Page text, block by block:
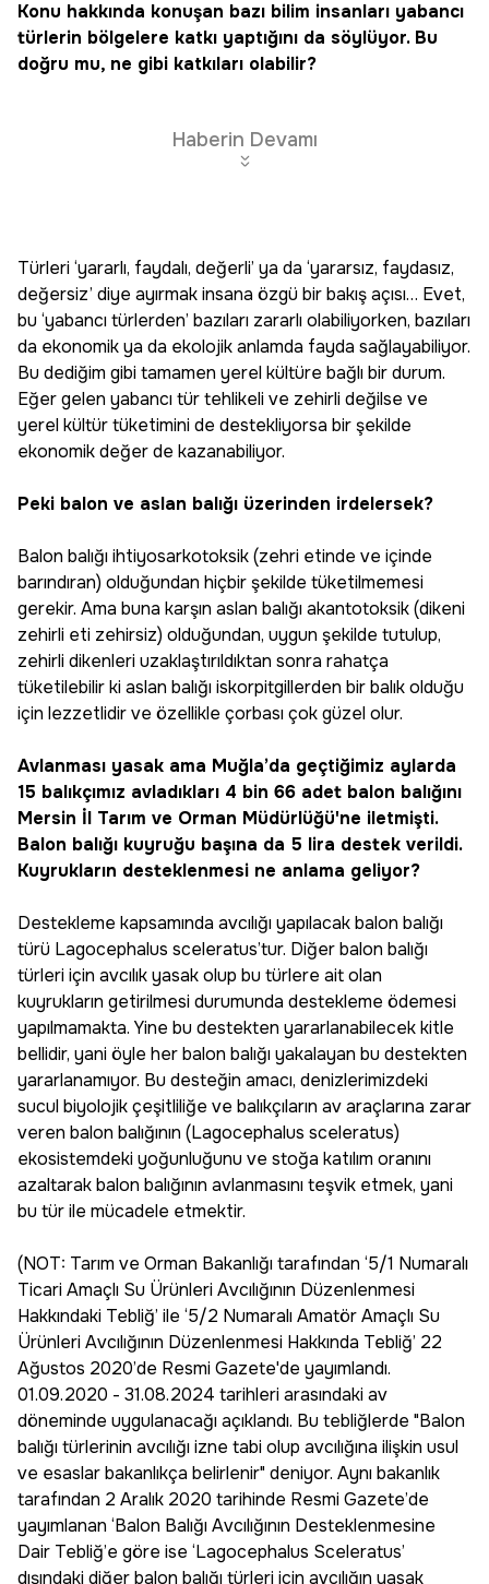
Konu hakkında konuşan bazı bilim insanları yabancı
türlerin bölgelere katkı yaptığını da söylüyor. Bu
doğru mu, ne gibi katkıları olabilir?
Haberin Devamı
Türleri ‘yararlı, faydalı, değerli’ ya da ‘yararsız, faydasız,
değersiz’ diye ayırmak insana özgü bir bakış açısı… Evet,
bu ‘yabancı türlerden’ bazıları zararlı olabiliyorken, bazıları
da ekonomik ya da ekolojik anlamda fayda sağlayabiliyor.
Bu dediğim gibi tamamen yerel kültüre bağlı bir durum.
Eğer gelen yabancı tür tehlikeli ve zehirli değilse ve
yerel kültür tüketimini de destekliyorsa bir şekilde
ekonomik değer de kazanabiliyor.
Peki balon ve aslan balığı üzerinden irdelersek?
Balon balığı ihtiyosarkotoksik (zehri etinde ve içinde
barındıran) olduğundan hiçbir şekilde tüketilmemesi
gerekir. Ama buna karşın aslan balığı akantotoksik (dikeni
zehirli eti zehirsiz) olduğundan, uygun şekilde tutulup,
zehirli dikenleri uzaklaştırıldıktan sonra rahatça
tüketilebilir ki aslan balığı iskorpitgillerden bir balık olduğu
için lezzetlidir ve özellikle çorbası çok güzel olur.
Avlanması yasak ama Muğla’da geçtiğimiz aylarda
15 balıkçımız avladıkları 4 bin 66 adet balon balığını
Mersin İl Tarım ve Orman Müdürlüğü'ne iletmişti.
Balon balığı kuyruğu başına da 5 lira destek verildi.
Kuyrukların desteklenmesi ne anlama geliyor?
Destekleme kapsamında avcılığı yapılacak balon balığı
türü Lagocephalus sceleratus’tur. Diğer balon balığı
türleri için avcılık yasak olup bu türlere ait olan
kuyrukların getirilmesi durumunda destekleme ödemesi
yapılmamakta. Yine bu destekten yararlanabilecek kitle
bellidir, yani öyle her balon balığı yakalayan bu destekten
yararlanamıyor. Bu desteğin amacı, denizlerimizdeki
sucul biyolojik çeşitliliğe ve balıkçıların av araçlarına zarar
veren balon balığının (Lagocephalus sceleratus)
ekosistemdeki yoğunluğunu ve stoğa katılım oranını
azaltarak balon balığının avlanmasını teşvik etmek, yani
bu tür ile mücadele etmektir.
(NOT: Tarım ve Orman Bakanlığı tarafından ‘5/1 Numaralı
Ticari Amaçlı Su Ürünleri Avcılığının Düzenlenmesi
Hakkındaki Tebliğ’ ile ‘5/2 Numaralı Amatör Amaçlı Su
Ürünleri Avcılığının Düzenlenmesi Hakkında Tebliğ’ 22
Ağustos 2020’de Resmi Gazete'de yayımlandı.
01.09.2020 - 31.08.2024 tarihleri arasındaki av
döneminde uygulanacağı açıklandı. Bu tebliğlerde "Balon
balığı türlerinin avcılığı izne tabi olup avcılığına ilişkin usul
ve esaslar bakanlıkça belirlenir" deniyor. Aynı bakanlık
tarafından 2 Aralık 2020 tarihinde Resmi Gazete’de
yayımlanan ‘Balon Balığı Avcılığının Desteklenmesine
Dair Tebliğ’e göre ise ‘Lagocephalus Sceleratus’
dışındaki diğer balon balığı türleri için avcılığın yasak